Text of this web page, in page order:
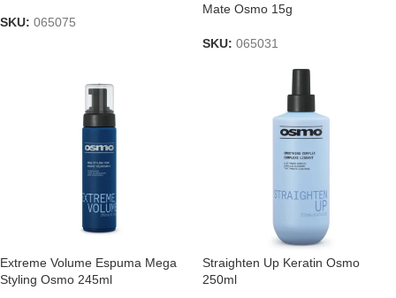
SKU: 065075
Mate Osmo 15g
SKU: 065031
Extreme Volume Espuma Mega
Styling Osmo 245ml
Straighten Up Keratin Osmo
250ml